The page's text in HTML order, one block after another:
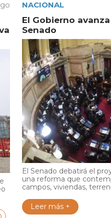
NACIONAL
El Gobierno
Senado
El Senado debatirá el
una reforma que
campos, viviendas,
Leer más +